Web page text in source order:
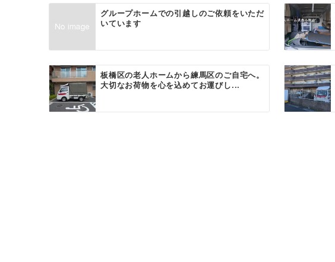
ー
シ
ョ
ン
グループホームでの引越しのご依頼をいただ
いています
板橋区の老人ホームから練馬区のご自宅へ。
大切なお荷物を心を込めてお運びし...